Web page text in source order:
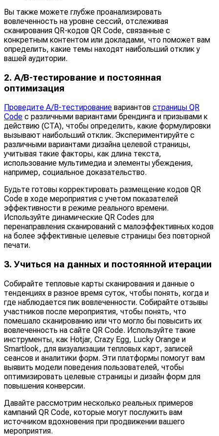
Вы также можете глубже проанализировать
вовлеченность на уровне сессий, отслеживая
сканирования QR-кодов QR Code, связанные с
конкретным контентом или докладами, что поможет вам
определить, какие темы находят наибольший отклик у
вашей аудитории.
2. A/B-тестирование и постоянная
оптимизация
Проведите A/B-тестирование вариантов страницы QR
Code с различными вариантами брендинга и призывами к
действию (CTA), чтобы определить, какие формулировки
вызывают наибольший отклик. Экспериментируйте с
различными вариантами дизайна целевой страницы,
учитывая такие факторы, как длина текста,
использование мультимедиа и элементы убеждения,
например, социальное доказательство.
Будьте готовы корректировать размещение кодов QR
Code в ходе мероприятия с учетом показателей
эффективности в режиме реального времени.
Используйте динамические QR Codes для
перенаправления сканирований с малоэффективных кодов
на более эффективные целевые страницы без повторной
печати.
3. Учиться на данных и постоянной итерации
Собирайте тепловые карты сканирования и данные о
тенденциях в разное время суток, чтобы понять, когда и
где наблюдается пик вовлеченности. Собирайте отзывы
участников после мероприятия, чтобы понять, что
помешало сканированию или что могло бы повысить их
вовлеченность на сайте QR Code. Используйте такие
инструменты, как Hotjar, Crazy Egg, Lucky Orange и
Smartlook, для визуализации тепловых карт, записей
сеансов и аналитики форм. Эти платформы помогут вам
выявить модели поведения пользователей, чтобы
оптимизировать целевые страницы и дизайн форм для
повышения конверсии.
Давайте рассмотрим несколько реальных примеров
кампаний QR Code, которые могут послужить вам
источником вдохновения при продвижении вашего
мероприятия.